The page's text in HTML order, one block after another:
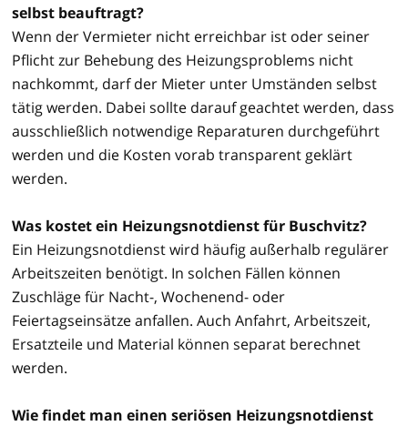
selbst beauftragt?
Wenn der Vermieter nicht erreichbar ist oder seiner
Pflicht zur Behebung des Heizungsproblems nicht
nachkommt, darf der Mieter unter Umständen selbst
tätig werden. Dabei sollte darauf geachtet werden, dass
ausschließlich notwendige Reparaturen durchgeführt
werden und die Kosten vorab transparent geklärt
werden.
Was kostet ein Heizungsnotdienst für Buschvitz?
Ein Heizungsnotdienst wird häufig außerhalb regulärer
Arbeitszeiten benötigt. In solchen Fällen können
Zuschläge für Nacht-, Wochenend- oder
Feiertagseinsätze anfallen. Auch Anfahrt, Arbeitszeit,
Ersatzteile und Material können separat berechnet
werden.
Wie findet man einen seriösen Heizungsnotdienst